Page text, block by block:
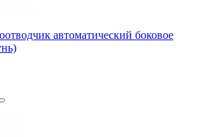
автоматический боковое